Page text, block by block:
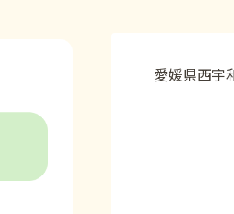
愛媛県西宇